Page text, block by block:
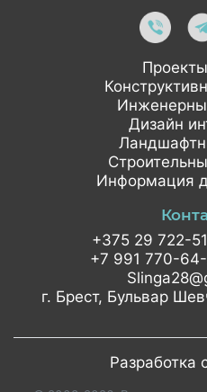
Дизайн
Информация
+375 29 722-
+7 991 770-
г. Брест, Бульвар
Разработка